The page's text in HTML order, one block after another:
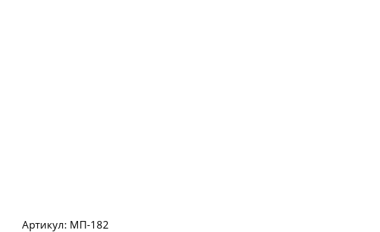
Артикул: МП-182